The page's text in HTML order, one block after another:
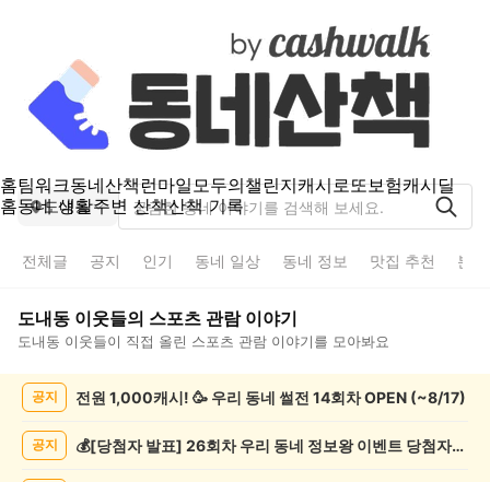
홈팀워크동네산책런마일모두의챌린지캐시로또보험캐시딜
홈동네 생활주변 산책산책 기록
도내동
전체글 공지 인기 동네 일상 동네 정보 맛집 추천 분
도내동 이웃들의 스포츠 관람이야기
도내동 이웃들이 직접 올린 스포츠 관람 이야기를 모아봐요
공지 전원 1,000캐시! 🥳 우리 동네 썰전 14회차 OPEN (~8/17)
공지 💰[당첨자 발표] 26회차 우리 동네 정보왕 이벤트 당첨자를 발표합니다!